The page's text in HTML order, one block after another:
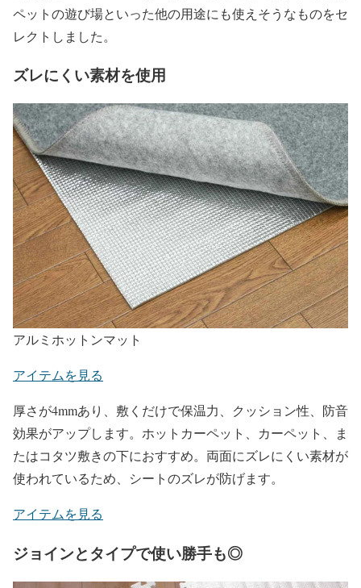
ペットの遊び場といった他の用途にも使えそうなものをセ
レクトしました。
ズレにくい素材を使用
アルミホットンマット
アイテムを見る
厚さが4mmあり、敷くだけで保温力、クッション性、防音
効果がアップします。ホットカーペット、カーペット、ま
たはコタツ敷きの下におすすめ。両面にズレにくい素材が
使われているため、シートのズレが防げます。
アイテムを見る
ジョインとタイプで使い勝手も◎